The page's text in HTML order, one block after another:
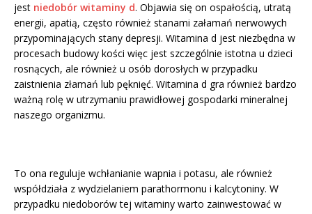
jest niedobór witaminy d. Objawia się on ospałością, utratą
energii, apatią, często również stanami załamań nerwowych
przypominających stany depresji. Witamina d jest niezbędna w
procesach budowy kości więc jest szczególnie istotna u dzieci
rosnących, ale również u osób dorosłych w przypadku
zaistnienia złamań lub pęknięć. Witamina d gra również bardzo
ważną rolę w utrzymaniu prawidłowej gospodarki mineralnej
naszego organizmu.
To ona reguluje wchłanianie wapnia i potasu, ale również
współdziała z wydzielaniem parathormonu i kalcytoniny. W
przypadku niedoborów tej witaminy warto zainwestować w